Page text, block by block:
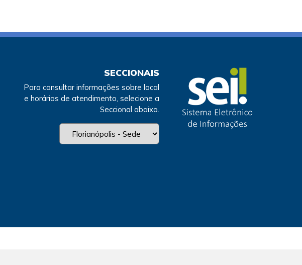
SECCIONAIS
Para consultar informações sobre local
e horários de atendimento, selecione a
Seccional abaixo.